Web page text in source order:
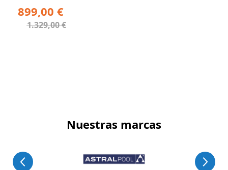
899,00 €
1.329,00 €
Nuestras marcas